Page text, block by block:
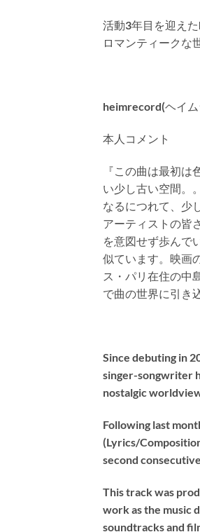
活動3年目を迎えた
ロマンティークな
heimrecord(ヘイ
本人コメント
『この曲は最初
い少し古い空間。
なるにつれて、少
アーティストの皆
を意図せず歩んで
似ています。映画
ス・パリ在住の中
で曲の世界に引き
Since debuting in
singer-songwriter
nostalgic
Following last
(Lyrics/
second
This track was
work as the music
soundtracks and